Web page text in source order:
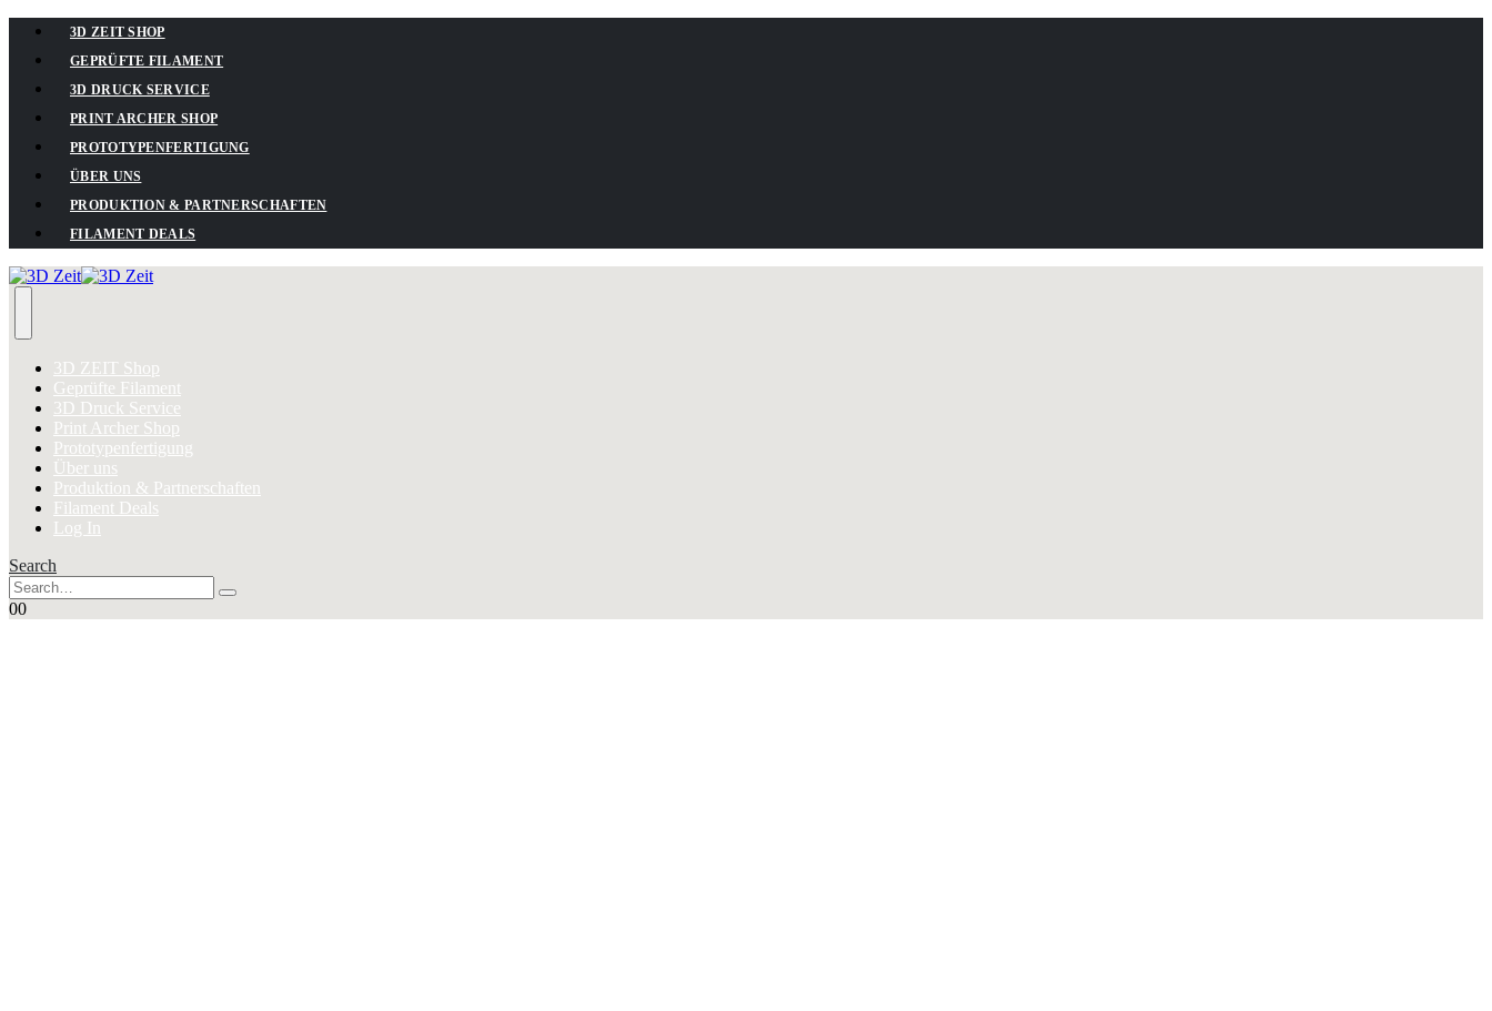
3D ZEIT SHOP
GEPRÜFTE FILAMENT
3D DRUCK SERVICE
PRINT ARCHER SHOP
PROTOTYPENFERTIGUNG
ÜBER UNS
PRODUKTION & PARTNERSCHAFTEN
FILAMENT DEALS
3D ZEIT Shop
Geprüfte Filament
3D Druck Service
Print Archer Shop
Prototypenfertigung
Über uns
Produktion & Partnerschaften
Filament Deals
Log In
Search
00